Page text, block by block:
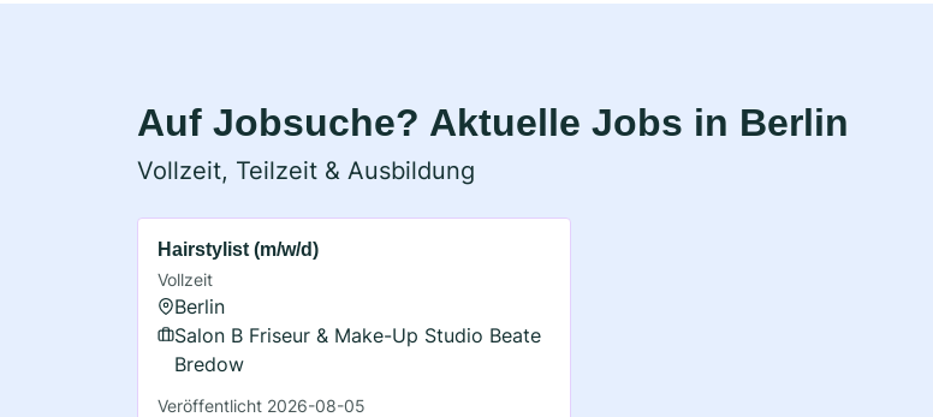
Auf Jobsuche? Aktuelle Jobs in Berlin
Vollzeit, Teilzeit & Ausbildung
Hairstylist (m/w/d)
Vollzeit
Berlin
Salon B Friseur & Make-Up Studio Beate
Bredow
Veröffentlicht 2026-08-05